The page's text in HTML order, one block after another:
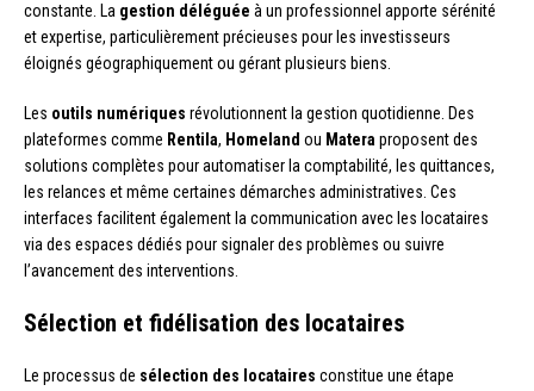
constante. La gestion déléguée à un professionnel apporte sérénité
et expertise, particulièrement précieuses pour les investisseurs
éloignés géographiquement ou gérant plusieurs biens.
Les outils numériques révolutionnent la gestion quotidienne. Des
plateformes comme Rentila, Homeland ou Matera proposent des
solutions complètes pour automatiser la comptabilité, les quittances,
les relances et même certaines démarches administratives. Ces
interfaces facilitent également la communication avec les locataires
via des espaces dédiés pour signaler des problèmes ou suivre
l’avancement des interventions.
Sélection et fidélisation des locataires
Le processus de sélection des locataires constitue une étape